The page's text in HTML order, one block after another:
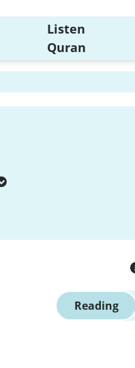
Listen
Quran
Reading